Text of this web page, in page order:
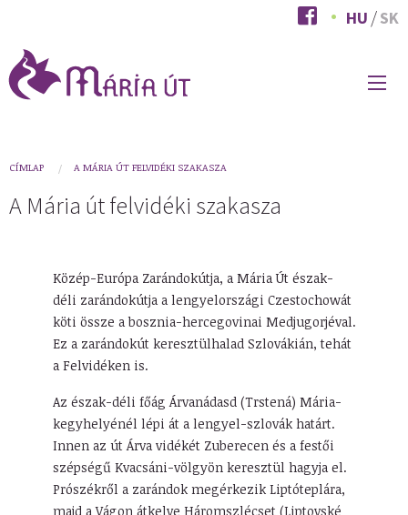
tartalomra
HU SK
You
are
CÍMLAP A MÁRIA ÚT FELVIDÉKI SZAKASZA
A Mária út felvidéki szakasza
Közép-Európa Zarándokútja, a Mária Út észak-
déli zarándokútja a lengyelországi Czestochowát
köti össze a bosznia-hercegovinai Medjugorjéval.
Ez a zarándokút keresztülhalad Szlovákián, tehát
a Felvidéken is.
Az észak-déli főág Árvanádasd (Trstená) Mária-
kegyhelyénél lépi át a lengyel-szlovák határt.
Innen az út Árva vidékét Zuberecen és a festői
szépségű Kvacsáni-völgyön keresztül hagyja el.
Prószékről a zarándok megérkezik Liptóteplára,
majd a Vágon átkelve Háromszlécset (Liptovské